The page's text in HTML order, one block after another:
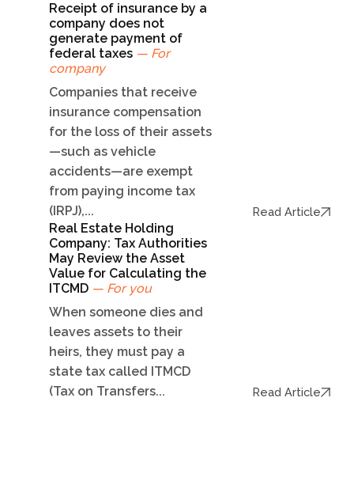
Receipt of insurance by a
company does not
generate payment of
federal taxes — For
company
Companies that receive
insurance compensation
for the loss of their assets
—such as vehicle
accidents—are exempt
from paying income tax
(IRPJ),...
Read Article
Real Estate Holding
Company: Tax Authorities
May Review the Asset
Value for Calculating the
ITCMD — For you
When someone dies and
leaves assets to their
heirs, they must pay a
state tax called ITMCD
(Tax on Transfers...
Read Article